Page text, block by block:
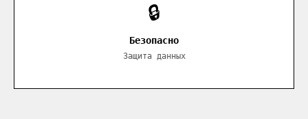
🔒
Безопасно
Защита данных